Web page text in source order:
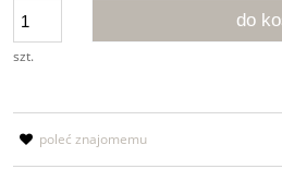
szt.
do
poleć znajomemu